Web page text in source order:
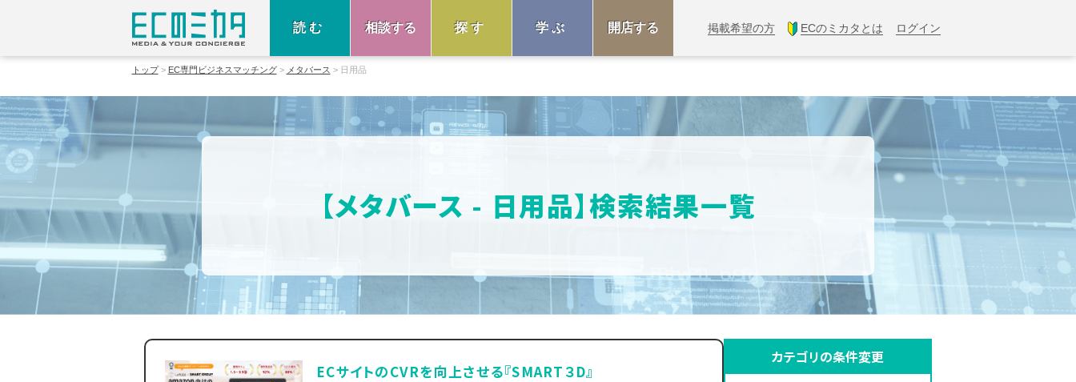
読む 相談する 探す 学ぶ 開店する 掲載希望の方 ECのミカタとは ログイン
トップ EC専門ビジネスマッチング メタバース 日用品
【メタバース - 日用品】検索結果一覧
ECサイトのCVRを向上させる『SMART３D』
カテゴリの条件変更